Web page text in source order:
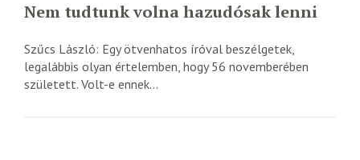
Nem tudtunk volna hazudósak lenni
Szűcs László: Egy ötvenhatos íróval beszélgetek,
legalábbis olyan értelemben, hogy 56 novemberében
született. Volt-e ennek...